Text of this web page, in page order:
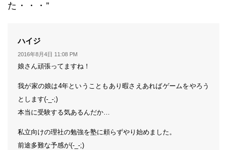
た・・・”
ハイジ
り:
2016年8月4日 11:08 PM
娘さん頑張ってますね！
我が家の娘は4年ということもあり暇さえあればゲームをやろう
とします(-_-;)
本当に受験する気あるんだか…
私立向けの理社の勉強を塾に頼らずやり始めました。
前途多難な予感が(-_-;)